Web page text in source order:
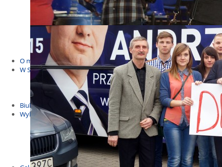
Debaty i spotkania 2016
Debaty i spotkania 2019
wybory
Kolonie Stegna 2020
Spotkanie w Bronowie
WYJAZDY
O mnie
W Sejmie
Patroni Roku 2016
Św. Jan Paweł II Patronem Roku 2015
10.04.2014 - Czwarta Roczniica Katastrofy Smoleńskiej
Biuletyny
Wybory
Wybory samorządowe
Wybory parlamentarne
Wybory do Parlamentu Europejskiego
Wybory prezydenckie 2020
Wybory 2014